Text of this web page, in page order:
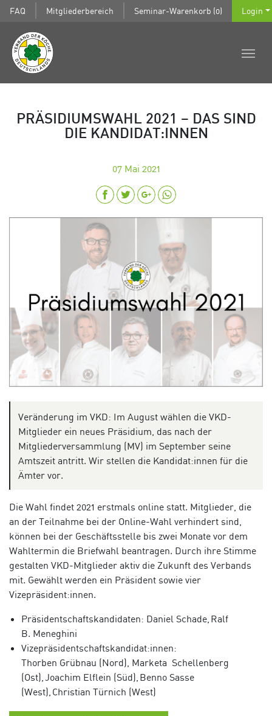
FAQ Mitgliederbereich Seminar-Warenkorb (0) Login
PRÄSIDIUMSWAHL 2021 – DAS SIND
DIE KANDIDAT:INNEN
07 Mai 2021
Veränderung im VKD: Im August wählen die VKD-
Mitglieder ein neues Präsidium, das nach der
Mitgliederversammlung (MV) im September seine
Amtszeit antritt. Wir stellen die Kandidat:innen für die
Ämter vor.
Die Wahl findet 2021 erstmals online statt. Mitglieder, die
an der Teilnahme bei der Online-Wahl verhindert sind,
können bei der Geschäftsstelle bis zwei Monate vor dem
Wahltermin die Briefwahl beantragen. Durch ihre Stimme
gestalten VKD-Mitglieder aktiv die Zukunft des Verbands
mit. Gewählt werden ein Präsident sowie vier
Vizepräsident:innen.
Präsidentschaftskandidaten: Daniel Schade, Ralf
B. Meneghini
Vizepräsidentschaftskandidat:innen:
Thorben Grübnau (Nord), Marketa Schellenberg
(Ost), Joachim Elflein (Süd), Benno Sasse
(West), Christian Türnich (West)